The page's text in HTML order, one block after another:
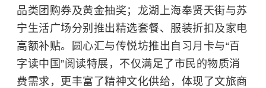
品类团购券及黄金抽奖；龙湖上海奉贤天街与苏
宁生活广场分别推出精选套餐、服装折扣及家电
高额补贴。圆心汇与传悦坊推出自习月卡与“百
字读中国”阅读特展，不仅满足了市民的物质消
费需求，更丰富了精神文化供给，体现了文旅商